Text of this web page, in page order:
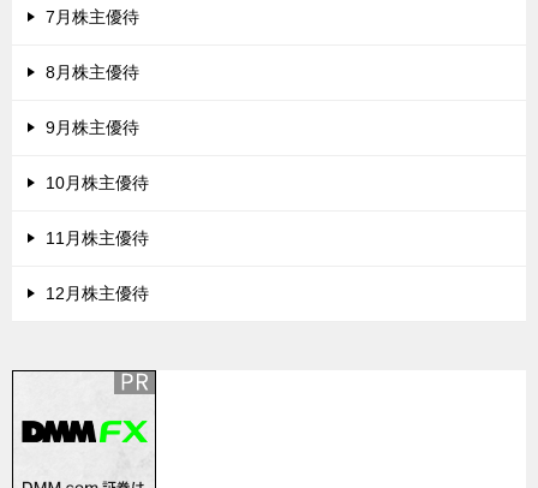
7月株主優待
8月株主優待
9月株主優待
10月株主優待
11月株主優待
12月株主優待